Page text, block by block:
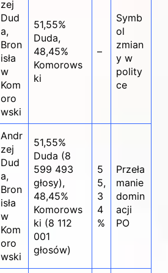
zej
Dud
a,
Bron
isła
w
Kom
oro
wski
51,55%
Duda,
48,45%
Komorows
ki
–
Symb
ol
zmian
y w
polity
ce
Andr
zej
Dud
a,
Bron
isła
w
Kom
oro
wski
51,55%
Duda (8
599 493
głosy),
48,45%
Komorows
ki (8 112
001
głosów)
5
5,
3
4
%
Przeła
manie
domin
acji
PO